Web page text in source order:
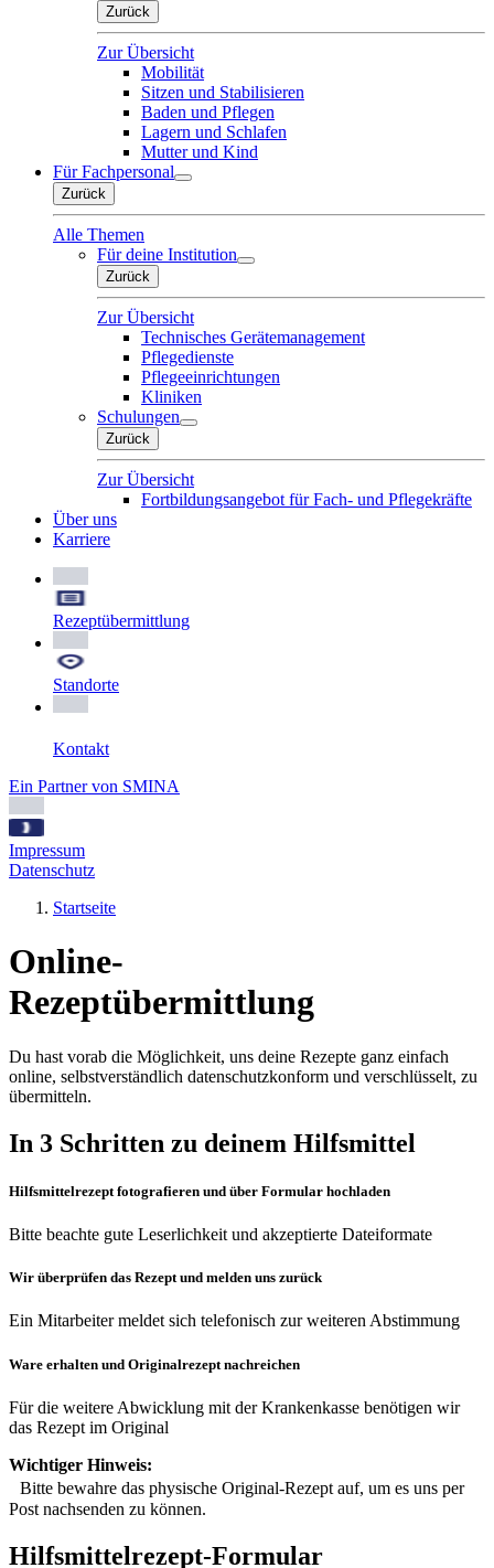
Zurück
Zur Übersicht
Mobilität
Sitzen und Stabilisieren
Baden und Pflegen
Lagern und Schlafen
Mutter und Kind
Für Fachpersonal
Zurück
Alle Themen
Für deine Institution
Zurück
Zur Übersicht
Technisches Gerätemanagement
Pflegedienste
Pflegeeinrichtungen
Kliniken
Schulungen
Zurück
Zur Übersicht
Fortbildungsangebot für Fach- und Pflegekräfte
Über uns
Karriere
Rezeptübermittlung
Standorte
Kontakt
Ein Partner von SMINA
Impressum
Datenschutz
Startseite
Online-
Rezeptübermittlung
Du hast vorab die Möglichkeit, uns deine Rezepte ganz einfach
online, selbstverständlich datenschutzkonform und verschlüsselt, zu
übermitteln.
In 3 Schritten zu deinem Hilfsmittel
Hilfsmittelrezept fotografieren und über Formular hochladen
Bitte beachte gute Leserlichkeit und akzeptierte Dateiformate
Wir überprüfen das Rezept und melden uns zurück
Ein Mitarbeiter meldet sich telefonisch zur weiteren Abstimmung
Ware erhalten und Originalrezept nachreichen
Für die weitere Abwicklung mit der Krankenkasse benötigen wir
das Rezept im Original
Wichtiger Hinweis:
Bitte bewahre das physische Original-Rezept auf, um es uns per
Post nachsenden zu können.
Hilfsmittelrezept-Formular